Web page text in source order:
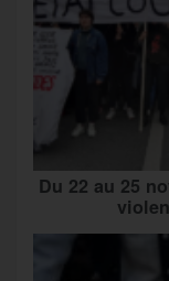
Du 22 au 25